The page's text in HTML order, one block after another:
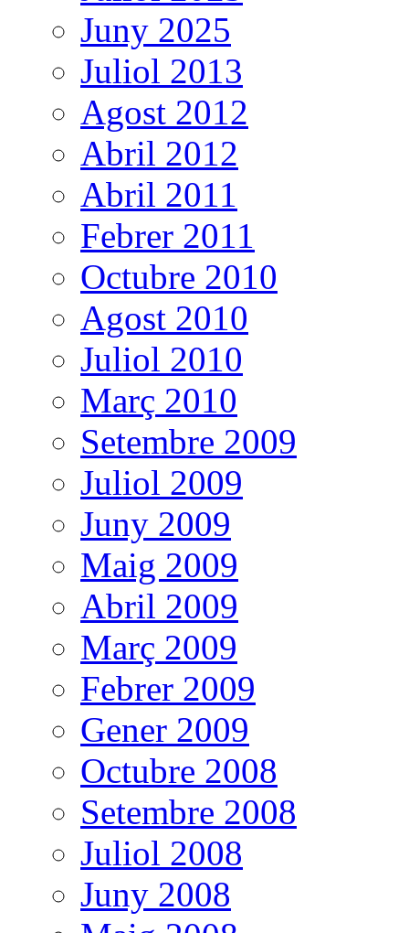
Juny 2025
Juliol 2013
Agost 2012
Abril 2012
Abril 2011
Febrer 2011
Octubre 2010
Agost 2010
Juliol 2010
Març 2010
Setembre 2009
Juliol 2009
Juny 2009
Maig 2009
Abril 2009
Març 2009
Febrer 2009
Gener 2009
Octubre 2008
Setembre 2008
Juliol 2008
Juny 2008